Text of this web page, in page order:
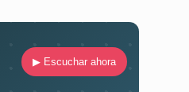
▶ Escuchar ahora